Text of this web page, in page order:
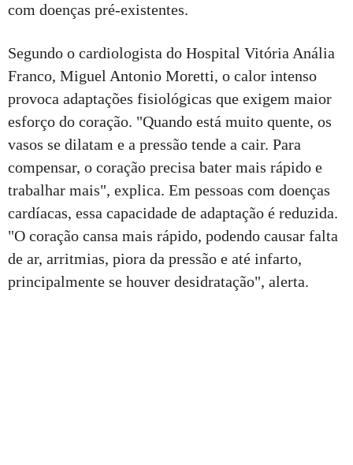
com doenças pré-existentes.
Segundo o cardiologista do Hospital Vitória Anália
Franco, Miguel Antonio Moretti, o calor intenso
provoca adaptações fisiológicas que exigem maior
esforço do coração. "Quando está muito quente, os
vasos se dilatam e a pressão tende a cair. Para
compensar, o coração precisa bater mais rápido e
trabalhar mais", explica. Em pessoas com doenças
cardíacas, essa capacidade de adaptação é reduzida.
"O coração cansa mais rápido, podendo causar falta
de ar, arritmias, piora da pressão e até infarto,
principalmente se houver desidratação", alerta.